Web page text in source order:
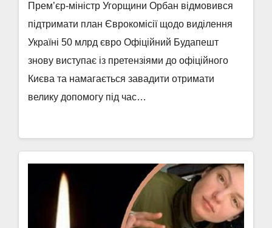
Прем’єр-міністр Угорщини Орбан відмовився
підтримати план Єврокомісії щодо виділення
Україні 50 млрд євро Офіційний Будапешт
знову виступає із претензіями до офіційного
Києва та намагається завадити отримати
велику допомогу під час…